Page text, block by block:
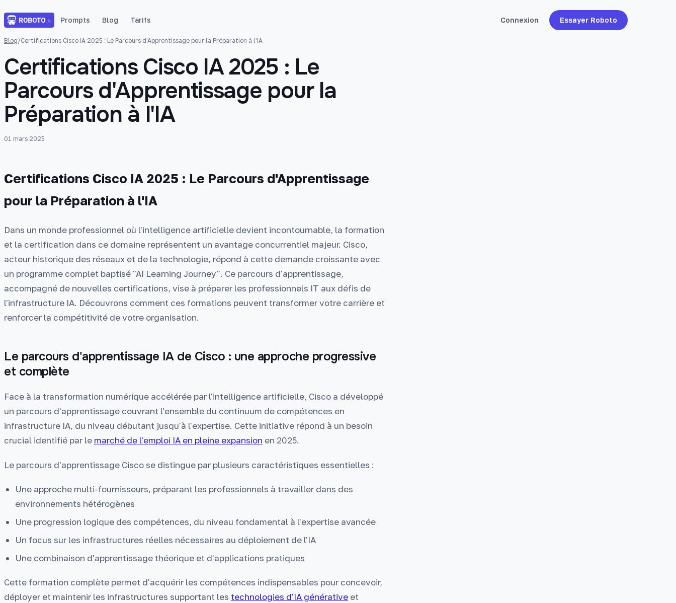
Prompts Blog Tarifs Connexion Essayer Roboto
Blog/Certifications Cisco IA 2025 : Le Parcours d'Apprentissage pour la Préparation à l'IA
Certifications Cisco IA 2025 : Le
Parcours d'Apprentissage pour la
Préparation à l'IA
01 mars 2025
Certifications Cisco IA 2025 : Le Parcours d'Apprentissage
pour la Préparation à l'IA
Dans un monde professionnel où l'intelligence artificielle devient incontournable, la formation
et la certification dans ce domaine représentent un avantage concurrentiel majeur. Cisco,
acteur historique des réseaux et de la technologie, répond à cette demande croissante avec
un programme complet baptisé "AI Learning Journey". Ce parcours d'apprentissage,
accompagné de nouvelles certifications, vise à préparer les professionnels IT aux défis de
l'infrastructure IA. Découvrons comment ces formations peuvent transformer votre carrière et
renforcer la compétitivité de votre organisation.
Le parcours d'apprentissage IA de Cisco : une approche progressive
et complète
Face à la transformation numérique accélérée par l'intelligence artificielle, Cisco a développé
un parcours d'apprentissage couvrant l'ensemble du continuum de compétences en
infrastructure IA, du niveau débutant jusqu'à l'expertise. Cette initiative répond à un besoin
crucial identifié par le marché de l'emploi IA en pleine expansion en 2025.
Le parcours d'apprentissage Cisco se distingue par plusieurs caractéristiques essentielles :
Une approche multi-fournisseurs, préparant les professionnels à travailler dans des
environnements hétérogènes
Une progression logique des compétences, du niveau fondamental à l'expertise avancée
Un focus sur les infrastructures réelles nécessaires au déploiement de l'IA
Une combinaison d'apprentissage théorique et d'applications pratiques
Cette formation complète permet d'acquérir les compétences indispensables pour concevoir,
déployer et maintenir les infrastructures supportant les technologies d'IA générative et